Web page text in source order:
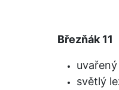
Březňák 11
světlý